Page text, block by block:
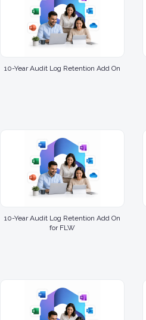
10-Year Audit Log Retention Add On
10-Year Audit Log Retention Add On
for FLW